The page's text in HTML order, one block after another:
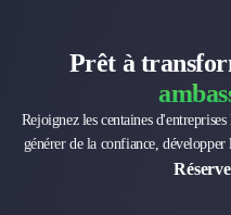
Prêt à
Rejoignez les centaines
générer de la confiance,